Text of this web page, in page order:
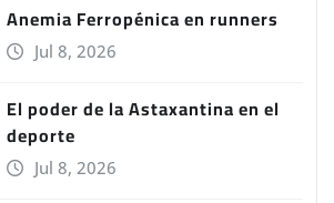
Anemia Ferropénica en runners
Jul 8, 2026
El poder de la Astaxantina en el
deporte
Jul 8, 2026